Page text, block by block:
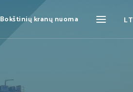
Bokštinių kranų nuoma LT